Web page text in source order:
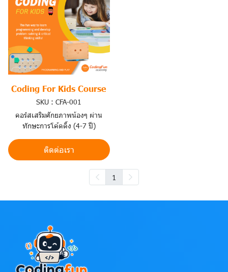
Coding For Kids Course
SKU : CFA-001
คอร์สเสริมศักยภาพน้องๆ ผ่าน
ทักษะการโค้ดดิ้ง (4-7 ปี)
ติดต่อเรา
1